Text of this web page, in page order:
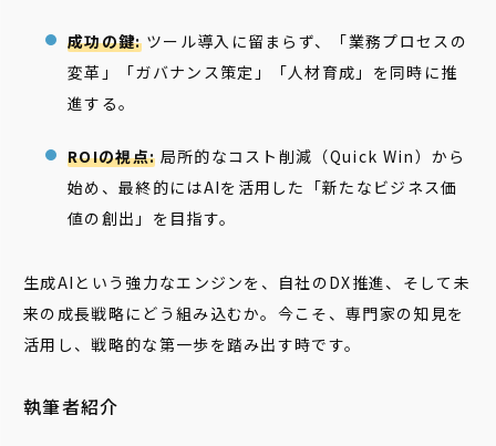
成功の鍵:ツール導入に留まらず、「業務プロセスの
変革」「ガバナンス策定」「人材育成」を同時に推
進する。
ROIの視点: 局所的なコスト削減（Quick Win）から
始め、最終的にはAIを活用した「新たなビジネス価
値の創出」を目指す。
生成AIという強力なエンジンを、自社のDX推進、そして未
来の成長戦略にどう組み込むか。今こそ、専門家の知見を
活用し、戦略的な第一歩を踏み出す時です。
執筆者紹介